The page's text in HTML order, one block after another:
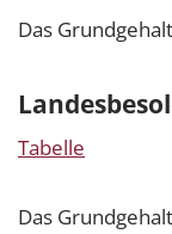
Das
Tabelle
Das